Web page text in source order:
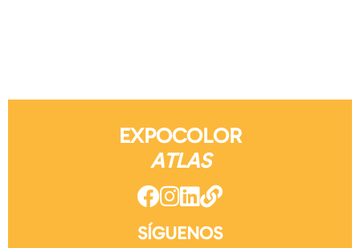
EXPOCOLOR
ATLAS
SÍGUENOS